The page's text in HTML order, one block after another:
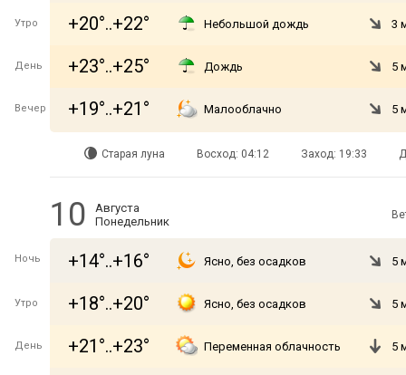
Утро +20°..+22° Небольшой дождь 3
День +23°..+25° Дождь 5
Вечер +19°..+21° Малооблачно 5
Старая луна Восход: 04:12 Заход: 19:33
10
Августа
Понедельник
Ночь +14°..+16° Ясно, без осадков 5
Утро +18°..+20° Ясно, без осадков 5
День +21°..+23° Переменная облачность 5